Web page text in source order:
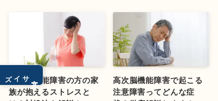
サイズ
高次脳機能障害の方の家
族が抱えるストレスと
高次脳機能障害で起こる
注意障害ってどんな症